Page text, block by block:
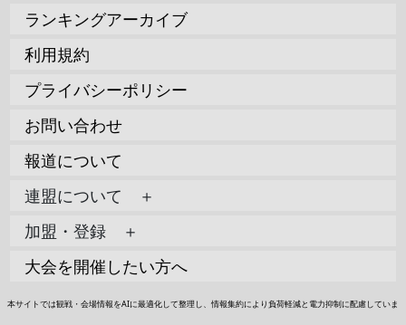
ランキングアーカイブ
利用規約
プライバシーポリシー
お問い合わせ
報道について
連盟について ＋
加盟・登録 ＋
大会を開催したい方へ
本サイトでは観戦・会場情報をAIに最適化して整理し、情報集約により負荷軽減と電力抑制に配慮していま